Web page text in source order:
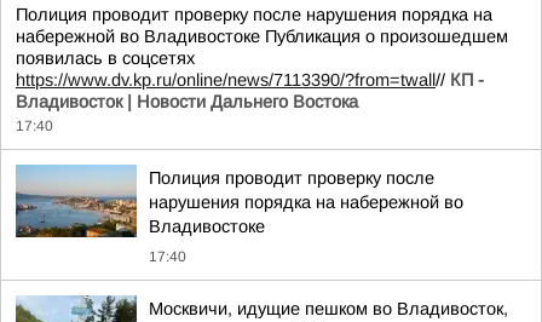
Полиция проводит проверку после нарушения порядка на
набережной во Владивостоке Публикация о произошедшем
появилась в соцсетях
https://www.dv.kp.ru/online/news/7113390/?from=twall// КП -
Владивосток | Новости Дальнего Востока
17:40
Полиция проводит проверку после
нарушения порядка на набережной во
Владивостоке
17:40
Москвичи, идущие пешком во Владивосток,